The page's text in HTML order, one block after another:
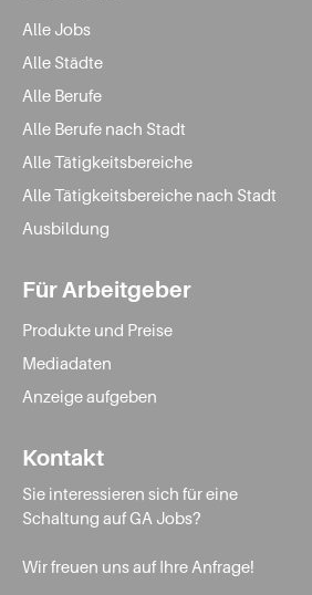
Alle Jobs
Alle Städte
Alle Berufe
Alle Berufe nach Stadt
Alle Tätigkeitsbereiche
Alle Tätigkeitsbereiche nach Stadt
Ausbildung
Für Arbeitgeber
Produkte und Preise
Mediadaten
Anzeige aufgeben
Kontakt
Sie interessieren sich für eine
Schaltung auf GA Jobs?
Wir freuen uns auf Ihre Anfrage!